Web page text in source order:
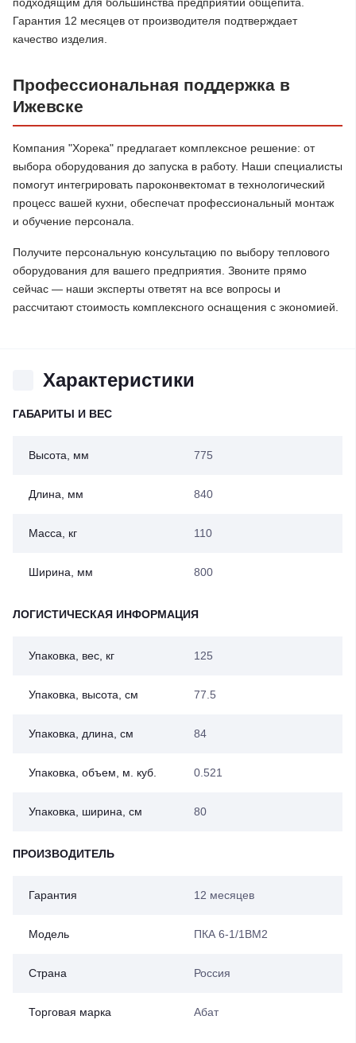
Гарантия 12 месяцев от производителя подтверждает
качество изделия.
Профессиональная поддержка в
Ижевске
Компания "Хорека" предлагает комплексное решение: от
выбора оборудования до запуска в работу. Наши специалисты
помогут интегрировать пароконвектомат в технологический
процесс вашей кухни, обеспечат профессиональный монтаж
и обучение персонала.
Получите персональную консультацию по выбору теплового
оборудования для вашего предприятия. Звоните прямо
сейчас — наши эксперты ответят на все вопросы и
рассчитают стоимость комплексного оснащения с экономией.
Характеристики
ГАБАРИТЫ И ВЕС
Высота, мм 775
Длина, мм 840
Масса, кг 110
Ширина, мм 800
ЛОГИСТИЧЕСКАЯ ИНФОРМАЦИЯ
Упаковка, вес, кг 125
Упаковка, высота, см 77.5
Упаковка, длина, см 84
Упаковка, объем, м. куб. 0.521
Упаковка, ширина, см 80
ПРОИЗВОДИТЕЛЬ
Гарантия 12 месяцев
Модель ПКА 6-1/1ВМ2
Страна Россия
Торговая марка Абат